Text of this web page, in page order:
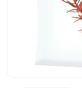
KONTAKT